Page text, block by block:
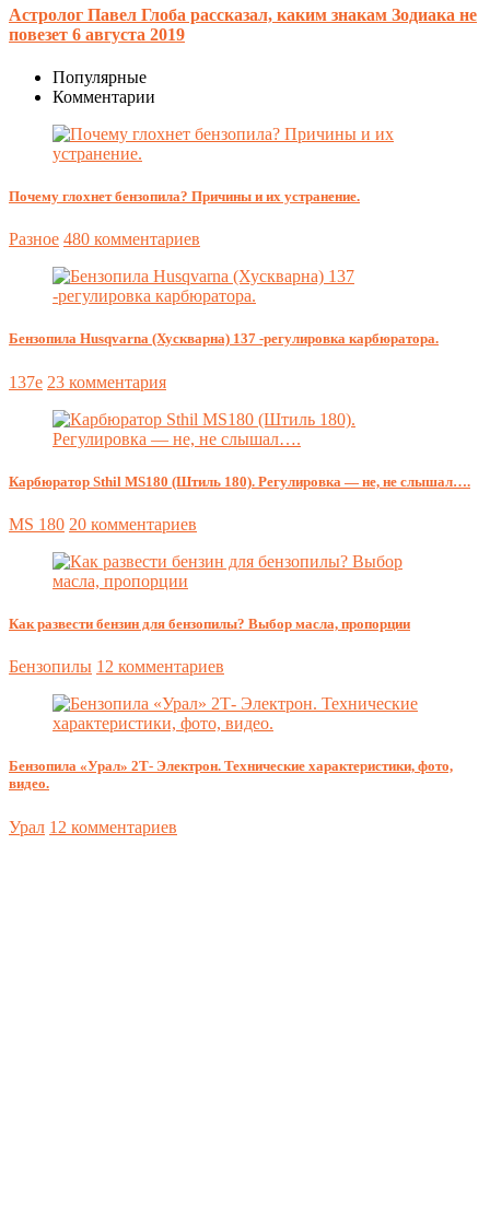
Астролог Павел Глоба рассказал, каким знакам Зодиака не
повезет 6 августа 2019
Популярные
Комментарии
Почему глохнет бензопила? Причины и их устранение.
Разное 480 комментариев
Бензопила Husqvarna (Хускварна) 137 -регулировка карбюратора.
137e 23 комментария
Карбюратор Sthil MS180 (Штиль 180). Регулировка — не, не слышал….
MS 180 20 комментариев
Как развести бензин для бензопилы? Выбор масла, пропорции
Бензопилы 12 комментариев
Бензопила «Урал» 2Т- Электрон. Технические характеристики, фото,
видео.
Урал 12 комментариев